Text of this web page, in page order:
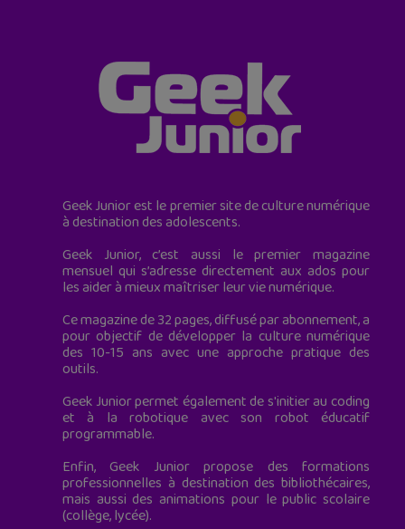
Geek Junior est le premier site de culture numérique
à destination des adolescents.
Geek Junior, c’est aussi le premier magazine
mensuel qui s’adresse directement aux ados pour
les aider à mieux maîtriser leur vie numérique.
Ce magazine de 32 pages, diffusé par abonnement, a
pour objectif de développer la culture numérique
des 10-15 ans avec une approche pratique des
outils.
Geek Junior permet également de s'initier au coding
et à la robotique avec son robot éducatif
programmable.
Enfin, Geek Junior propose des formations
professionnelles à destination des bibliothécaires,
mais aussi des animations pour le public scolaire
(collège, lycée).